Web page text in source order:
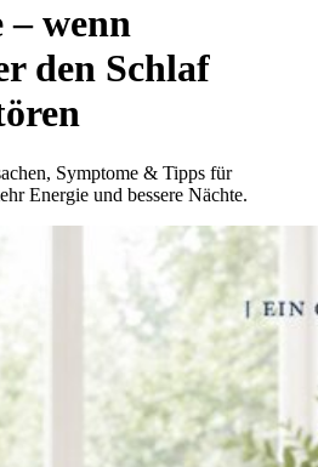
– wenn
den Schlaf
Symptome & Tipps für
Energie und bessere Nächte.